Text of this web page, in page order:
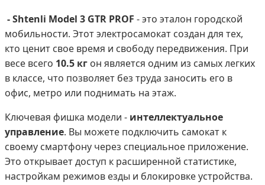
- Shtenli Model 3 GTR PROF - это эталон городской
мобильности. Этот электросамокат создан для тех,
кто ценит свое время и свободу передвижения. При
весе всего 10.5 кг он является одним из самых легких
в классе, что позволяет без труда заносить его в
офис, метро или поднимать на этаж.
Ключевая фишка модели - интеллектуальное
управление. Вы можете подключить самокат к
своему смартфону через специальное приложение.
Это открывает доступ к расширенной статистике,
настройкам режимов езды и блокировке устройства.